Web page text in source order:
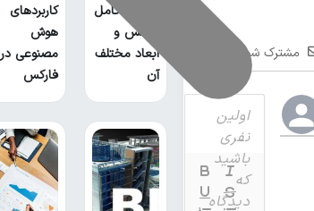
مشترک شوید
توضیح کامل
فارکس و
ابعاد مختلف
آن
کاربردهای
هوش
مصنوعی در
فارکس